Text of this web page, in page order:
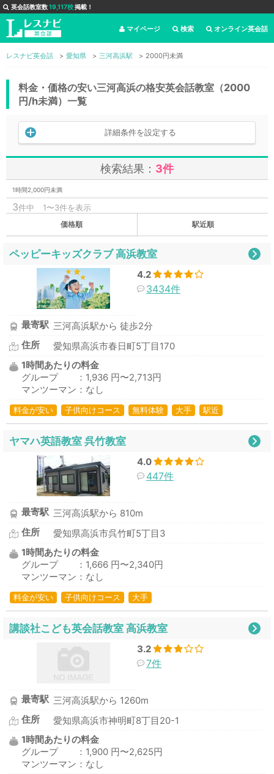
英会話教室数19,117校掲載！
オンライン英会話
検索
マイページ
レスナビ英会話 愛知県 三河高浜駅 2000円未満
料金・価格の安い三河高浜の格安英会話教室（2000
円/h未満）一覧
詳細条件を設定する
検索結果： 3件
1時間2,000円未満
3件中 1〜3件を表示
価格順 駅近順
ペッピーキッズクラブ 高浜教室
4.2
3434件
最寄駅 三河高浜駅から 徒歩2分
住所
愛知県高浜市春日町5丁目170
1時間あたりの料金
グループ ：1,936 円〜2,713円
マンツーマン：なし
料金が安い 子供向けコース 無料体験 大手 駅近
ヤマハ英語教室 呉竹教室
4.0
447件
最寄駅 三河高浜駅から 810m
住所
愛知県高浜市呉竹町5丁目3
1時間あたりの料金
グループ ：1,666 円〜2,340円
マンツーマン：なし
料金が安い 子供向けコース 大手
講談社こども英会話教室 高浜教室
3.2
7件
最寄駅 三河高浜駅から 1260m
住所
愛知県高浜市神明町8丁目20-1
1時間あたりの料金
グループ ：1,900 円〜2,625円
マンツーマン：なし